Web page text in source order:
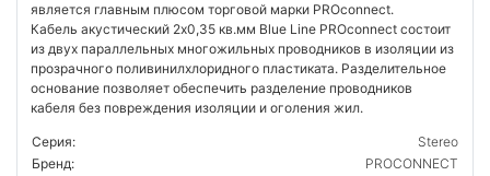
является главным плюсом торговой марки PROconnect.
Кабель акустический 2х0,35 кв.мм Blue Line PROconnect состоит
из двух параллельных многожильных проводников в изоляции из
прозрачного поливинилхлоридного пластиката. Разделительное
основание позволяет обеспечить разделение проводников
кабеля без повреждения изоляции и оголения жил.
Серия:
Stereo
Бренд:
PROCONNECT